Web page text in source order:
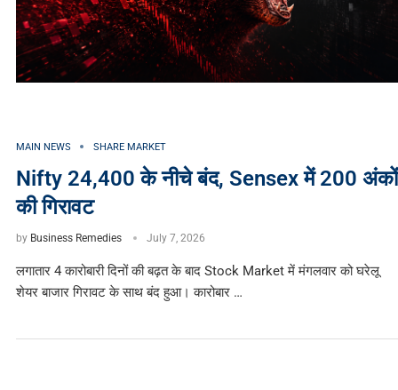
MAIN NEWS SHARE MARKET
Nifty 24,400 के नीचे बंद, Sensex में 200 अंकों
की गिरावट
by Business Remedies July 7, 2026
लगातार 4 कारोबारी दिनों की बढ़त के बाद Stock Market में मंगलवार को घरेलू
शेयर बाजार गिरावट के साथ बंद हुआ। कारोबार …